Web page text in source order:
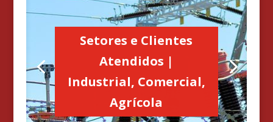
Setores e Clientes
Atendidos |
Industrial, Comercial,
Agrícola